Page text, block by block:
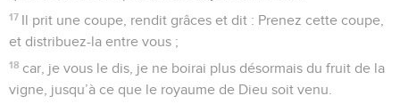
17 Il prit une coupe, rendit grâces et dit : Prenez cette coupe,
et distribuez-la entre vous ;
18 car, je vous le dis, je ne boirai plus désormais du fruit de la
vigne, jusqu’à ce que le royaume de Dieu soit venu.